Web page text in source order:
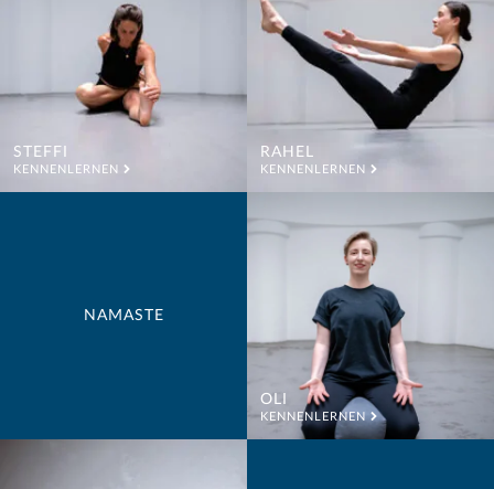
STEFFI
KENNENLERNEN
RAHEL
KENNENLERNEN
NAMASTE
OLI
KENNENLERNEN